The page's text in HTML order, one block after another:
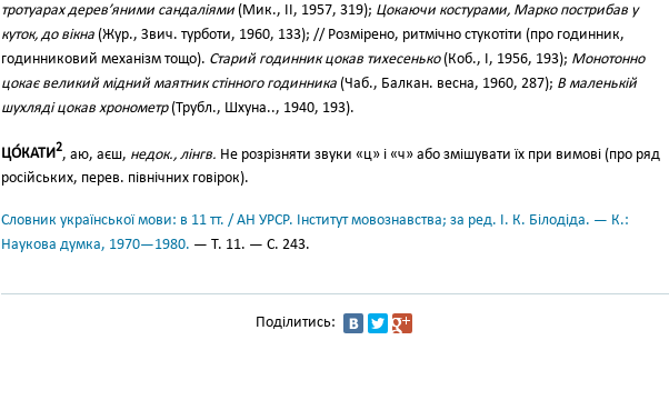
тротуарах дерев’яними сандаліями (Мик., II, 1957, 319); Цокаючи костурами, Марко пострибав у
куток, до вікна (Жур., Звич. турботи, 1960, 133); // Розмірено, ритмічно стукотіти (про годинник,
годинниковий механізм тощо). Старий годинник цокав тихесенько(Коб., І, 1956, 193); Монотонно
цокає великий мідний маятник стінного годинника (Чаб., Балкан. весна, 1960, 287); В маленькій
шухляді цокав хронометр(Трубл., Шхуна.., 1940, 193).
ЦО́КАТИ2, аю, аєш, недок., лінгв. Не розрізняти звуки «ц» і «ч» або змішувати їх при вимові (про ряд
російських, перев. північних говірок).
Словник української мови: в 11 тт. / АН УРСР. Інститут мовознавства; за ред. І. К. Білодіда. — К.:
Наукова думка, 1970—1980. — Т. 11. — С. 243.
Поділитись: